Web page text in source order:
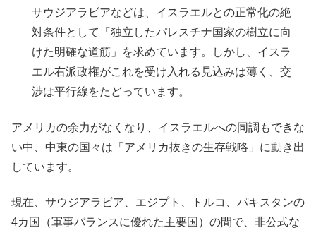
サウジアラビアなどは、イスラエルとの正常化の絶
対条件として「独立したパレスチナ国家の樹立に向
けた明確な道筋」を求めています。しかし、イスラ
エル右派政権がこれを受け入れる見込みは薄く、交
渉は平行線をたどっています。
アメリカの余力がなくなり、イスラエルへの同調もできな
い中、中東の国々は「アメリカ抜きの生存戦略」に動き出
しています。
現在、サウジアラビア、エジプト、トルコ、パキスタンの
4カ国（軍事バランスに優れた主要国）の間で、非公式な